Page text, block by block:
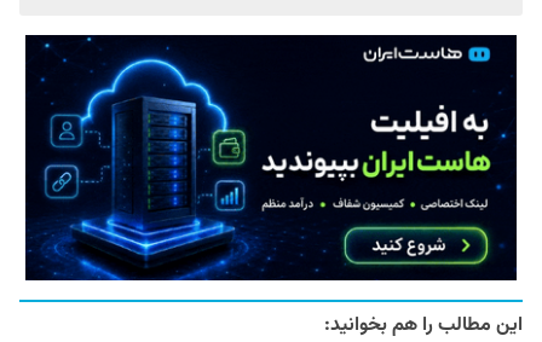
این مطالب را هم بخوانید: